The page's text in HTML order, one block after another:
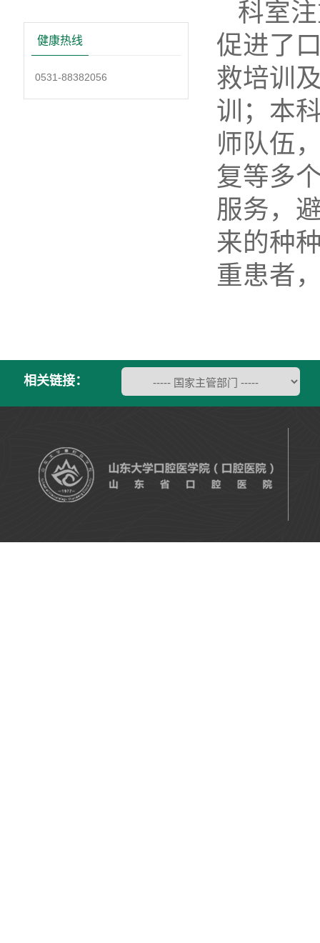
健康热线
0531-88382056
科室
促进了
救培训
训；本
师队伍
复等多
服务，
来的种
重患者
相关链接：